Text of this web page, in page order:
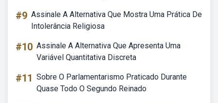
#9 Assinale A Alternativa Que Mostra Uma Prática De
Intolerância Religiosa
#10 Assinale A Alternativa Que Apresenta Uma
Variável Quantitativa Discreta
#11 Sobre O Parlamentarismo Praticado Durante
Quase Todo O Segundo Reinado